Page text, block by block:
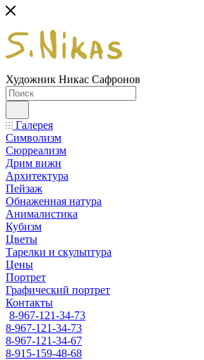
Художник Никас Сафронов
Галерея
Символизм
Сюрреализм
Дрим вижн
Архитектура
Пейзаж
Обнаженная натура
Анималистика
Кубизм
Цветы
Тарелки и скульптура
Цены
Портрет
Графический портрет
Контакты
8-967-121-34-73
8-967-121-34-73
8-967-121-34-67
8-915-159-48-68